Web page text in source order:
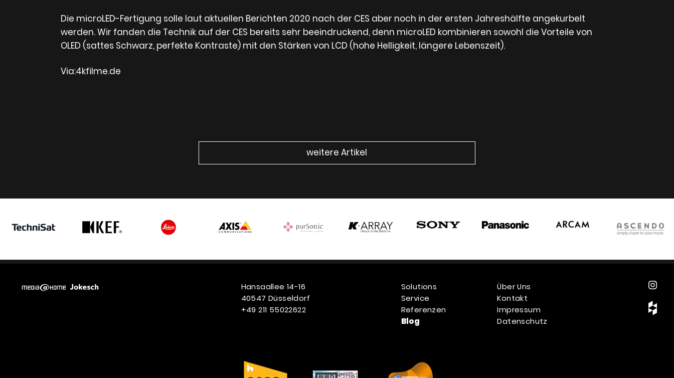
Die microLED-Fertigung solle laut aktuellen Berichten 2020 nach der CES aber noch in der ersten Jahreshälfte angekurbelt
werden. Wir fanden die Technik auf der CES bereits sehr beeindruckend, denn microLED kombinieren sowohl die Vorteile von
OLED (sattes Schwarz, perfekte Kontraste) mit den Stärken von LCD (hohe Helligkeit, längere Lebenszeit).
Via:4kfilme.de
weitere Artikel
Hansaallee 14-16
40547 Düsseldorf
+49 211 55022622
Solutions
Service
Referenzen
Blog
Über Uns
Kontakt
Impressum
Datenschutz